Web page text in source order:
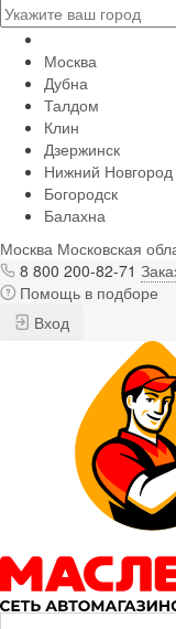
Москва
Дубна
Талдом
Клин
Дзержинск
Нижний Новгород
Богородск
Балахна
Москва Московская
8 800 200-82-71
Помощь в подборе
Вход